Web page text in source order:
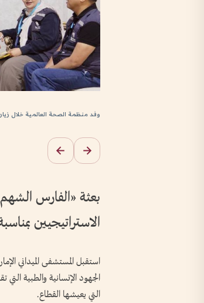
وفد منظمة الصحة العالمية خلال
الاستراتيجيين
استقبل المستشفى الميداني
الجهود الإنسانية والطبية
التي يعيشها القطاع.